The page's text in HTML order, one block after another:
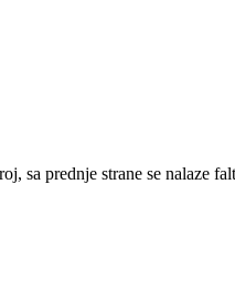
sa prednje strane se nalaze